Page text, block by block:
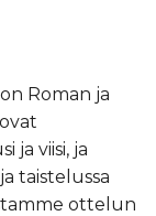
Roman ja
ja viisi, ja
taistelussa
ottelun